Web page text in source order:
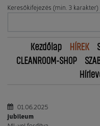
Keresőkifejezés (min. 3 karakter)
Kezdőlap HÍREK
CLEANROOM-SHOP
01.06.2025
jubileum